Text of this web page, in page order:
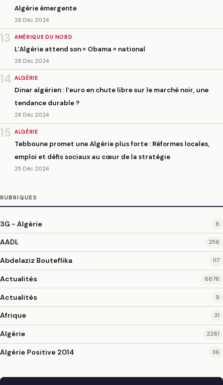
Algérie émergente
28 Déc 2024
13 AMÉRIQUE DU NORD
L’Algérie attend son « Obama » national
28 Déc 2024
14 ALGÉRIE
Dinar algérien : l’euro en chute libre sur le marché noir, une
tendance durable ?
28 Déc 2024
15 ALGÉRIE
Tebboune promet une Algérie plus forte : Réformes locales,
emploi et défis sociaux au cœur de la stratégie
25 Déc 2024
RUBRIQUES
3G - Algérie 8
AADL 256
Abdelaziz Bouteflika 117
Actualités 6876
Actualités 9
Afrique 31
Algérie 2261
Algérie Positive 2014 36